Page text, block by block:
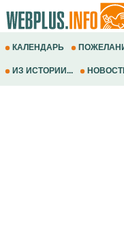
КАЛЕНДАРЬ
ИЗ ИСТОРИИ...